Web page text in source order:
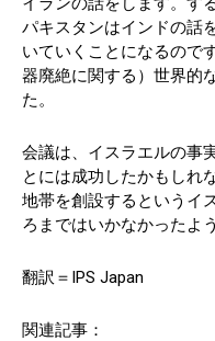
パキスタンはインドの話
いていくことになるので
器廃絶に関する）世界的
た。
会議は、イスラエルの事
とには成功したかもしれ
地帯を創設するというイ
ろまではいかなかったよ
翻訳＝IPS Japan
関連記事：